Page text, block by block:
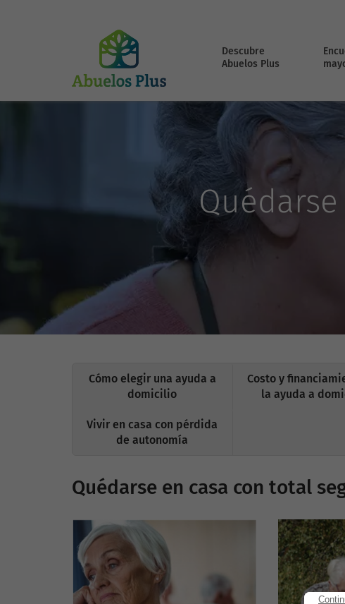
Descubre
Abuelos Plus
Cómo elegir una ayuda a
domicilio
Costo y
la ayuda a
Vivir en casa con pérdida
de autonomía
Quédarse en casa con total